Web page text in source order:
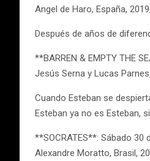
Angel de Haro, España,
Después de años de
**BARREN & EMPTY THE
Jesús Serna y Lucas
Cuando Esteban se
Esteban ya no es Esteban,
**SOCRATES**: Sábado 30
Alexandre Moratto, Brasil,